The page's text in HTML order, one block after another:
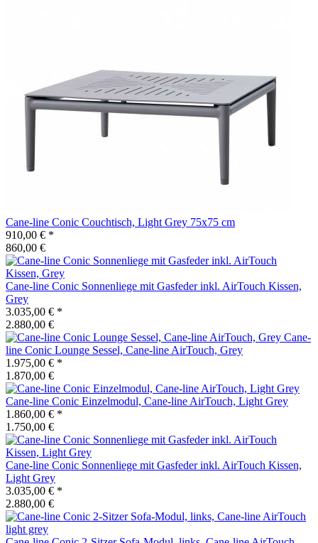
Cane-line Conic Couchtisch, Light Grey 75x75 cm
910,00 € *
860,00 €
Cane-line Conic Sonnenliege mit Gasfeder inkl. AirTouch Kissen,
Grey
3.035,00 € *
2.880,00 €
Cane-
line Conic Lounge Sessel, Cane-line AirTouch, Grey
1.975,00 € *
1.870,00 €
Cane-line Conic Einzelmodul, Cane-line AirTouch, Light Grey
1.860,00 € *
1.750,00 €
Cane-line Conic Sonnenliege mit Gasfeder inkl. AirTouch Kissen,
Light Grey
3.035,00 € *
2.880,00 €